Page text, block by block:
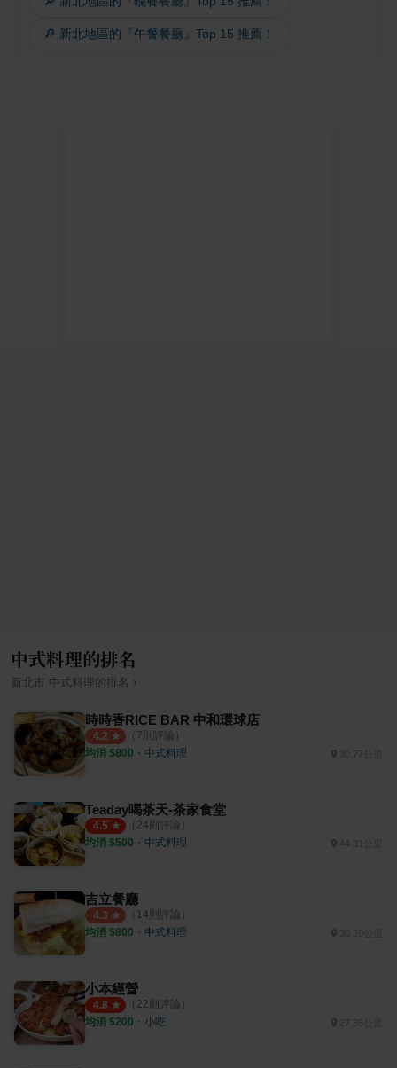
🔎 新北地區的『午餐餐廳』Top 15 推薦！
中式料理的排名
新北市 中式料理的排名 ›
時時香RICE BAR 中和環球店
4.2 （ 7則評論）
均消 $800 ・ 中式料理
Teaday喝茶天-茶家食堂
4.5 （ 24則評論）
均消 $500 ・ 中式料理 44.31公里
吉立餐廳
4.3 （ 14則評論）
均消 $800 ・ 中式料理
小本經營
4.8 （ 22則評論）
均消 $200 ・ 小吃